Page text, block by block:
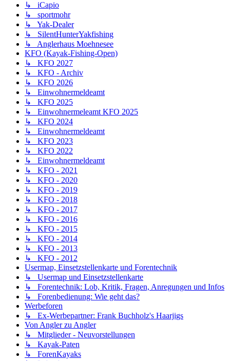
↳ iCapio
↳ sportmohr
↳ Yak-Dealer
↳ SilentHunterYakfishing
↳ Anglerhaus Moehnesee
KFO (Kayak-Fishing-Open)
↳ KFO 2027
↳ KFO - Archiv
↳ KFO 2026
↳ Einwohnermeldeamt
↳ KFO 2025
↳ Einwohnermeleamt KFO 2025
↳ KFO 2024
↳ Einwohnermeldeamt
↳ KFO 2023
↳ KFO 2022
↳ Einwohnermeldeamt
↳ KFO - 2021
↳ KFO - 2020
↳ KFO - 2019
↳ KFO - 2018
↳ KFO - 2017
↳ KFO - 2016
↳ KFO - 2015
↳ KFO - 2014
↳ KFO - 2013
↳ KFO - 2012
Usermap, Einsetzstellenkarte und Forentechnik
↳ Usermap und Einsetzstellenkarte
↳ Forentechnik: Lob, Kritik, Fragen, Anregungen und Infos
↳ Forenbedienung: Wie geht das?
Werbeforen
↳ Ex-Werbepartner: Frank Buchholz's Haarjigs
Von Angler zu Angler
↳ Mitglieder - Neuvorstellungen
↳ Kayak-Paten
↳ ForenKayaks